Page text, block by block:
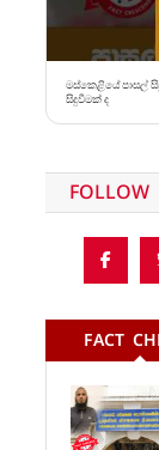
මස්කෙළියේ පාසල්
සිදුවීමක් ද
FOLLOW
FACT